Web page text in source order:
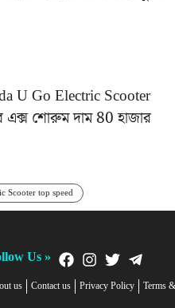
U Go Electric Scooter
এক্স শোরুম দাম 80 হাজার
Scooter top speed
Us »
us Contact us Privacy Policy Terms